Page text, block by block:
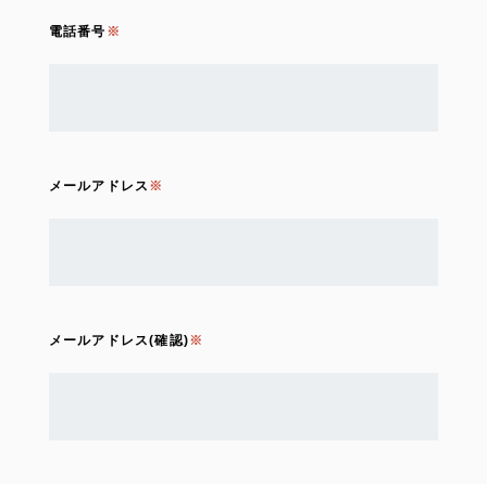
電話番号
メールアドレス
メールアドレス(確認)